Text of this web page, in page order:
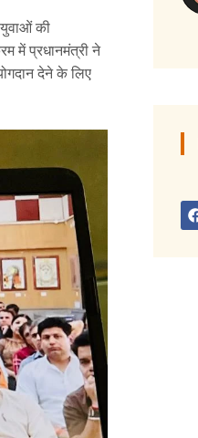
युवाओं की
में प्रधानमंत्री ने
देने के लिए